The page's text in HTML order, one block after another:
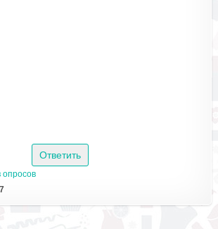
опросов